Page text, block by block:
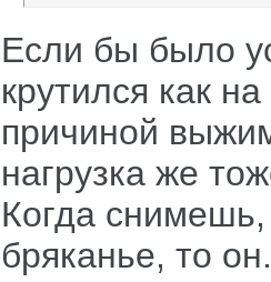
Если бы было
крутился как
причиной
нагрузка же
Когда
бряканье, то он.